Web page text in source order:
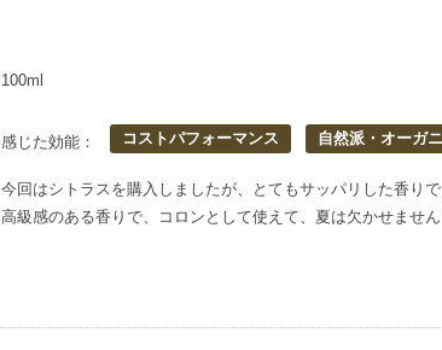
100ml
感じた効能： コストパフォーマンス 自然派・オーガ
今回はシトラスを購入しましたが、とてもサッパリした香りで
高級感のある香りで、コロンとして使えて、夏は欠かせません